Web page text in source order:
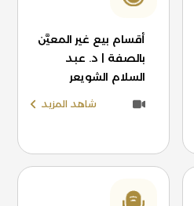
أقسام بيع غير المعيَّن
بالصفة | د. عبد
السلام الشويعر
شاهد المزيد